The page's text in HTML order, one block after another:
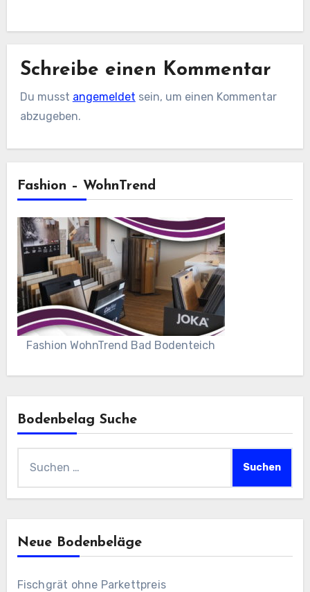
Schreibe einen Kommentar
Du musst angemeldet sein, um einen Kommentar
abzugeben.
Fashion – WohnTrend
Fashion WohnTrend Bad Bodenteich
Bodenbelag Suche
nach:
Neue Bodenbeläge
Fischgrät ohne Parkettpreis